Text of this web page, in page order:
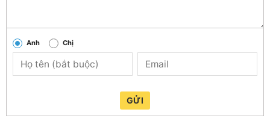
Đèn đường năng lượng mặt trời 60W liền thể LT60
Đèn đường năng lượng mặt trời 60W (Liền thể) – LT60
Anh Chị
GỬI